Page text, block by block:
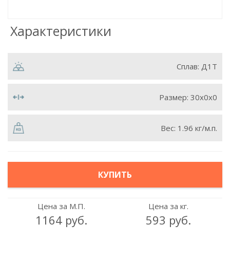
Характеристики
Сплав: Д1Т
Размер: 30х0х0
Вес: 1.96 кг/м.п.
КУПИТЬ
Цена за М.П.
1164 руб.
Цена за кг.
593 руб.